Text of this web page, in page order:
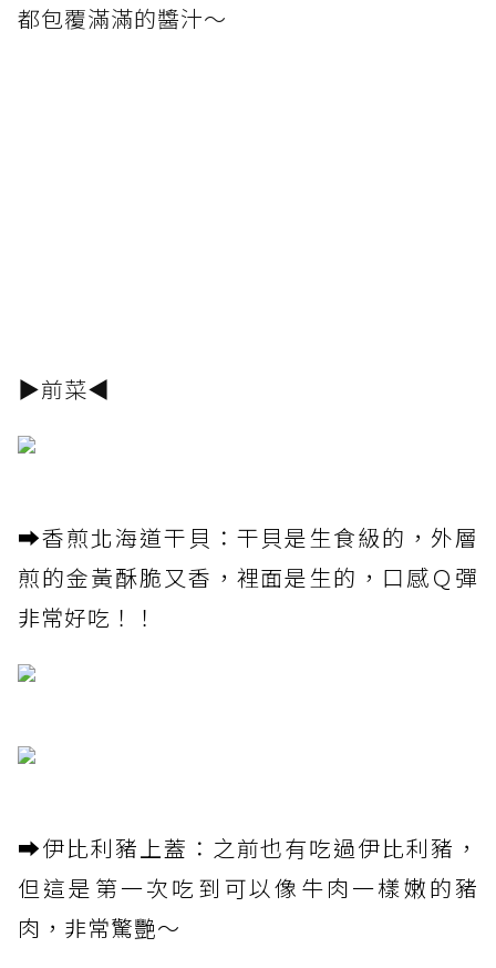
都包覆滿滿的醬汁～
▶前菜◀
➡️香煎北海道干貝：干貝是生食級的，外層
煎的金黃酥脆又香，裡面是生的，口感Ｑ彈
非常好吃！！
➡️伊比利豬上蓋：之前也有吃過伊比利豬，
但這是第一次吃到可以像牛肉一樣嫩的豬
肉，非常驚艷～